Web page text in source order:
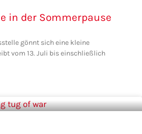
in der Sommerpause
gönnt sich eine kleine
vom 13. Juli bis einschließlich